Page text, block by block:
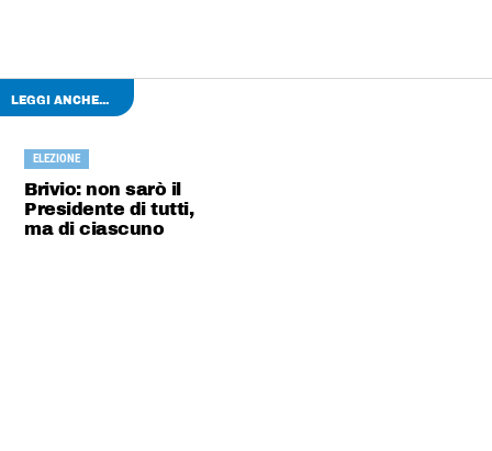
LEGGI ANCHE...
ELEZIONE
Brivio: non sarò il
Presidente di tutti,
ma di ciascuno